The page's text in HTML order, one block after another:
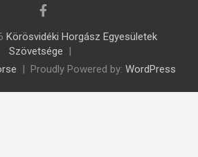
Körösvidéki Horgász Egyesületek
Szövetsége
Proudly Powered by: WordPress